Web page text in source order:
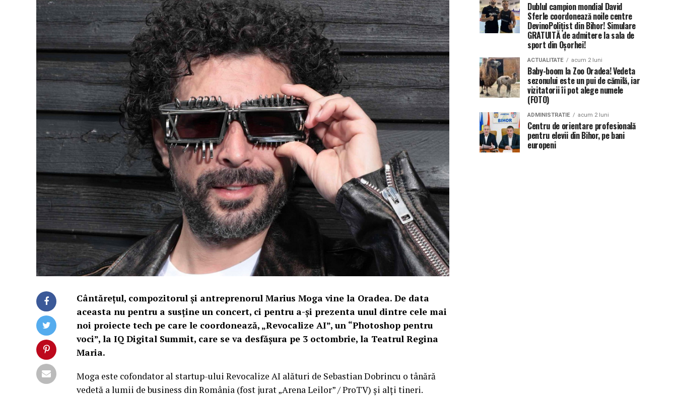
Cântărețul, compozitorul și antreprenorul Marius Moga vine la Oradea. De data
aceasta nu pentru a susține un concert, ci pentru a-și prezenta unul dintre cele mai
noi proiecte tech pe care le coordonează, „Revocalize AI”, un “Photoshop pentru
voci”, la IQ Digital Summit, care se va desfășura pe 3 octombrie, la Teatrul Regina
Maria.
Moga este cofondator al startup-ului Revocalize AI alături de Sebastian Dobrincu o tânără
vedetă a lumii de business din România (fost jurat „Arena Leilor” / ProTV) și alți tineri.
Dublul campion mondial David
Sferle coordonează noile centre
DevinoPolițist din Bihor! Simulare
GRATUITĂ de admitere la sala de
sport din Oșorhei!
ACTUALITATE acum 2 luni
Baby-boom la Zoo Oradea! Vedeta
sezonului este un pui de cămilă, iar
vizitatorii îi pot alege numele
(FOTO)
ADMINISTRATIE acum 2 luni
Centru de orientare profesională
pentru elevii din Bihor, pe bani
europeni